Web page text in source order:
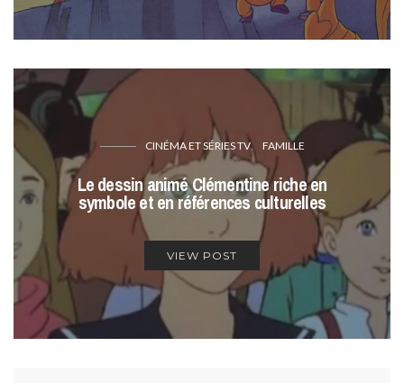
CINÉMA ET SÉRIES TV FAMILLE
Le dessin animé Clémentine riche en
symbole et en références culturelles
VIEW POST